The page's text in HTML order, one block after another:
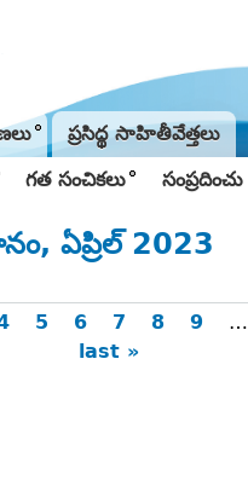
ప్రసిద్థ సాహితీవేత్తలు
గత సంచికలు సంప్రదించు
ఏప్రిల్‌ 2023
5 6 7 8 9 …
last »